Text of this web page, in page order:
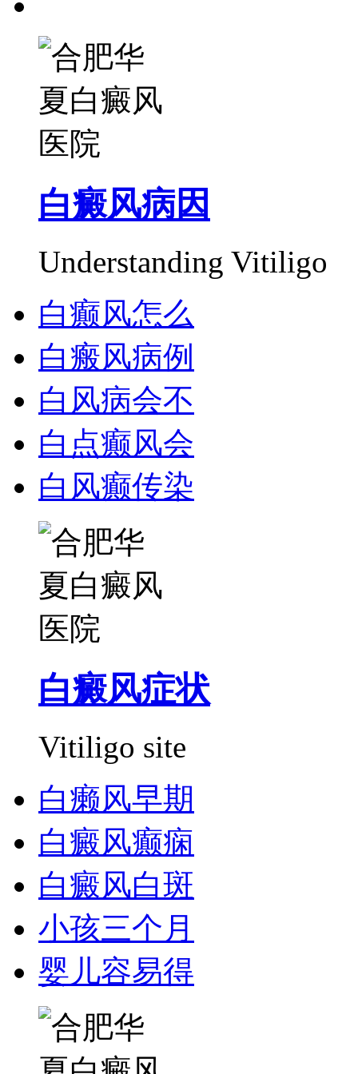
白癜风病因
Understanding Vitiligo
白癫风怎么
白瘢风病例
白风病会不
白点癫风会
白风癫传染
白癜风症状
Vitiligo site
白癞风早期
白癜风癫痫
白癜风白斑
小孩三个月
婴儿容易得